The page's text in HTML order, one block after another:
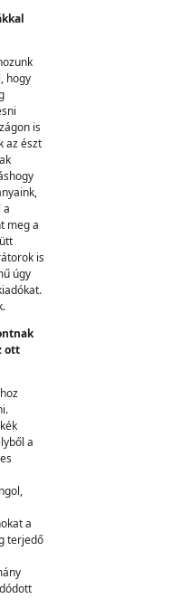
hogy
is
az észt
a
meg a
is
úgy
ott
a
a
terjedő